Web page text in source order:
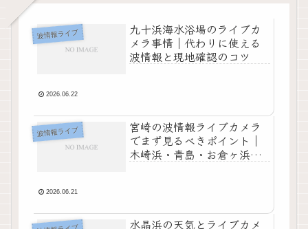
波情報ライブ
九十浜海水浴場のライブカ
メラ事情｜代わりに使える
波情報と現地確認のコツ
2026.06.22
波情報ライブ
宮崎の波情報ライブカメラ
でまず見るべきポイント｜
木崎浜・青島・お倉ヶ浜の
2026.06.21
水晶浜の天気とライブカメ